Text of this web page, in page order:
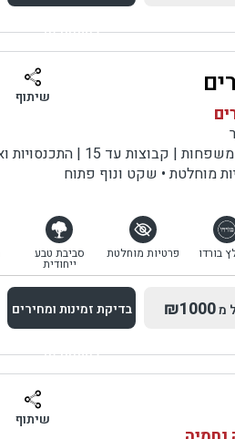
למתחם זה
בדיקת זמינות ומחירים
עד 15 | התכנסויות ואירועים
מוחלטת • שקט ונוף פתוח
שיתוף
בורדו פרטיות מוחלטת סביבת טבע
ייחודית
מ₪1000 בדיקת זמינות ומחירים
למתחם זה
בדיקת זמינות ומחירים
שיתוף